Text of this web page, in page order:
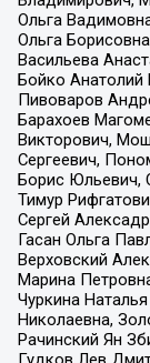
Ольга
Ольга
Васильева
Бойко Анатолий
Пивоваров
Барахоев
Викторович,
Сергеевич,
Борис Юльевич,
Тимур
Сергей
Гасан Ольга
Верховский
Марина
Чуркина
Николаевна,
Рачинский Ян